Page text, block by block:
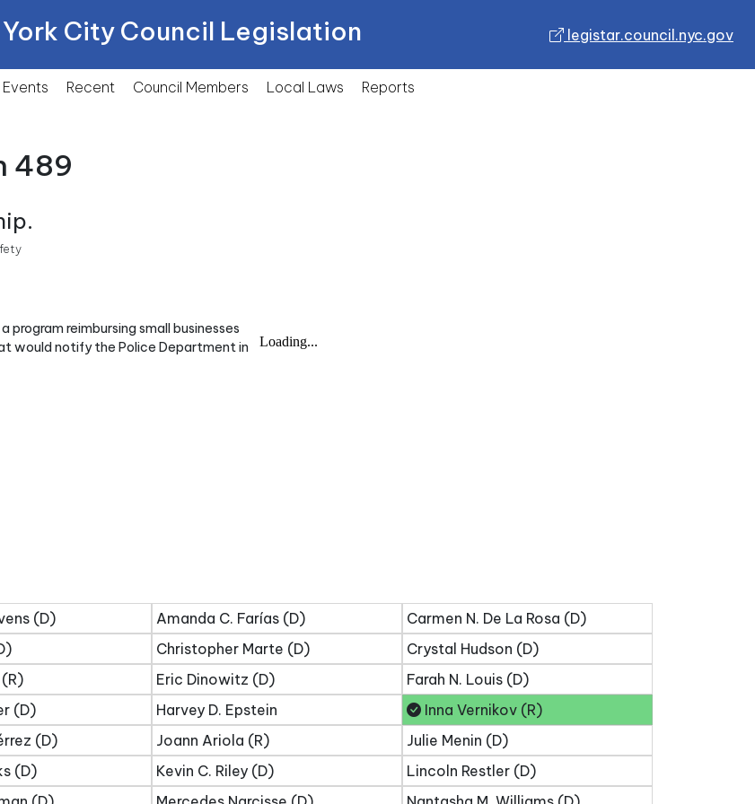
City Council Legislation legistar.council.nyc.gov
Events Recent Council Members Local Laws Reports
489
reimbursing small businesses
would notify the Police Department in
(D) Amanda C. Farías (D)
Carmen N. De La Rosa (D)
Christopher Marte (D)
Crystal Hudson (D)
Eric Dinowitz (D)
Farah N. Louis (D)
(D) Harvey D. Epstein
Inna Vernikov (R)
(D) Joann Ariola (R)
Julie Menin (D)
(D) Kevin C. Riley (D)
Lincoln Restler (D)